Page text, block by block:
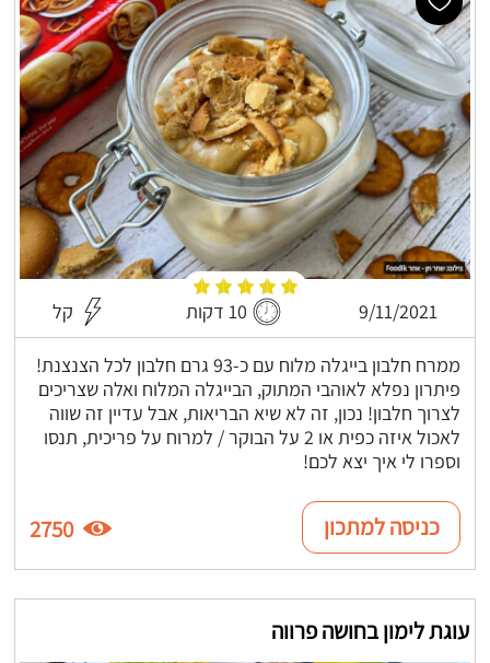
9/11/2021 10 דקות קל
ממרח חלבון בייגלה מלוח עם כ-93 גרם חלבון לכל הצנצנת!
פיתרון נפלא לאוהבי המתוק, הבייגלה המלוח ואלה שצריכים
לצרוך חלבון! נכון, זה לא שיא הבריאות, אבל עדיין זה שווה
לאכול איזה כפית או 2 על הבוקר / למרוח על פריכית, תנסו
וספרו לי איך יצא לכם!
כניסה למתכון 2750
עוגת לימון בחושה פרווה